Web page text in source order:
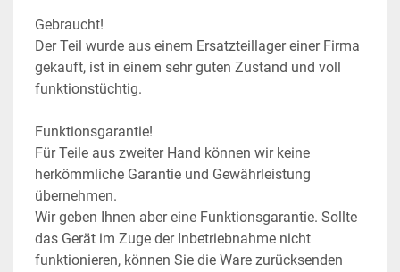
Gebraucht!
Der Teil wurde aus einem Ersatzteillager einer Firma
gekauft, ist in einem sehr guten Zustand und voll
funktionstüchtig.
Funktionsgarantie!
Für Teile aus zweiter Hand können wir keine
herkömmliche Garantie und Gewährleistung
übernehmen.
Wir geben Ihnen aber eine Funktionsgarantie. Sollte
das Gerät im Zuge der Inbetriebnahme nicht
funktionieren, können Sie die Ware zurücksenden